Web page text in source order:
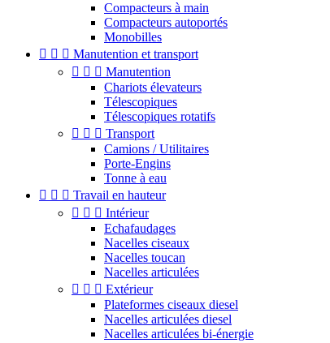
Compacteurs à main
Compacteurs autoportés
Monobilles
   Manutention et transport
   Manutention
Chariots élevateurs
Télescopiques
Télescopiques rotatifs
   Transport
Camions / Utilitaires
Porte-Engins
Tonne à eau
   Travail en hauteur
   Intérieur
Echafaudages
Nacelles ciseaux
Nacelles toucan
Nacelles articulées
   Extérieur
Plateformes ciseaux diesel
Nacelles articulées diesel
Nacelles articulées bi-énergie